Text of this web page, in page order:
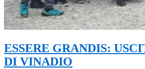
ESSERE GRANDIS:
DI VINADIO